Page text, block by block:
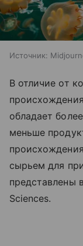
Источник:
В отличие от
обладает
меньше
сырьем для
представлены
Sciences.